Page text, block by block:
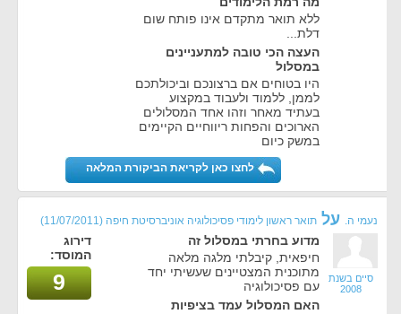
ללא תואר מתקדם אינו פותח שום
דלת...
העצה הכי טובה למתעניינים
במסלול
היו בטוחים אם ברצונכם וביכולתכם
לממן, ללמוד ולעבוד במקצוע
בעתיד מאחר וזהו אחד המסלולים
הארוכים והפחות ריווחיים הקיימים
במשק כיום
לחצו כאן לקריאת הביקורת המלאה
נעמי ה. על תואר ראשון לימודי פסיכולוגיה אוניברסיטת חיפה (11/07/2011)
סיים בשנת
2008
מדוע בחרתי במסלול זה
חיפאית, קיבלתי מלגה מלאה
מתוכנית המצטיינים שעשיתי יחד
עם פסיכולוגיה
האם המסלול עמד בציפיות
דירוג
המוסד:
9